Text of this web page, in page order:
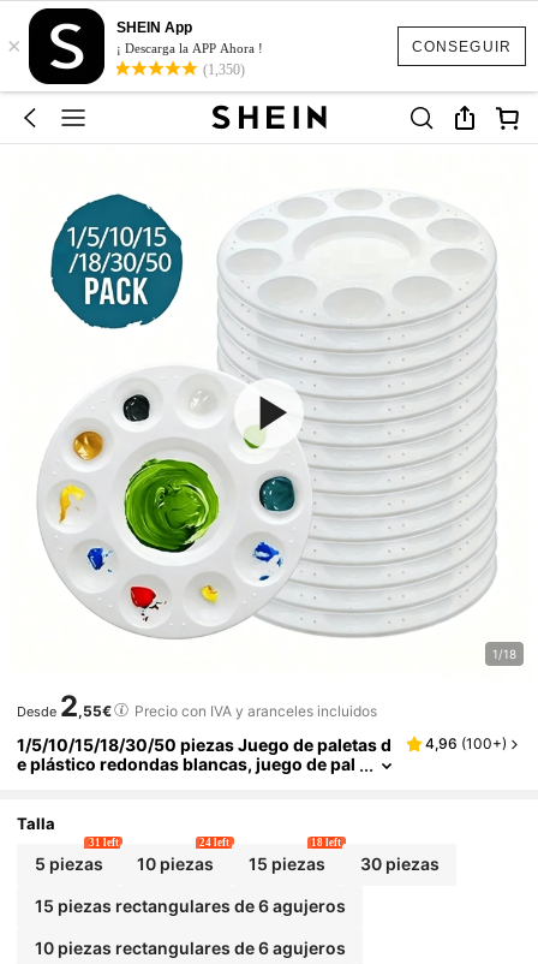
CONSEGUIR
×
SHEIN App
¡ Descarga la APP Ahora !
(1,350)
1/18
Desde 2,55€ Precio con IVA y aranceles incluidos
1/5/10/15/18/30/50 piezas Juego de paletas d
e plástico redondas blancas, juego de pal
ministros de pintura, juego de paleta y pincel
de agua, adecuado para estudiantes en la esc
uela, clase de arte, útiles escolares, regalo de
graduación, suministros de arte de verano, ad
ecuado para principiantes, artistas, institucio
nes de formación artística, estudios de arte
4,96 (100+)
Talla
5 piezas
31 left
10 piezas
24 left
15 piezas
18 left
30 piezas
15 piezas rectangulares de 6 agujeros
10 piezas rectangulares de 6 agujeros